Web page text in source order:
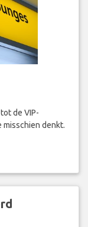
de VIP-
misschien denkt.